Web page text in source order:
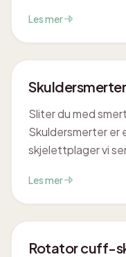
Cor Optima forstår
påvirke hverdagen
deg trygt mot
Les mer
Skuldersmerter
Sliter du med
Skuldersmerter er
skjelettplager vi
til irritasjon i sener,
CorOptima i
som er årsaken til
setter opp en
Les mer
Rotator cuff-